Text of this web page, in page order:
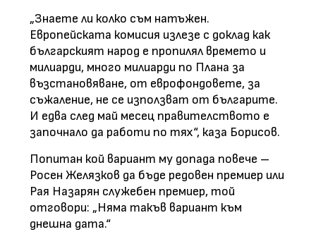
„Знаете ли колко съм натъжен.
Европейската комисия излезе с доклад как
българският народ е пропилял времето и
милиарди, много милиарди по Плана за
възстановяване, от еврофондовете, за
съжаление, не се използват от българите.
И едва след май месец правителството е
започнало да работи по тях“, каза Борисов.
Попитан кой вариант му допада повече –
Росен Желязков да бъде редовен премиер или
Рая Назарян служебен премиер, той
отговори: „Няма такъв вариант към
днешна дата.“